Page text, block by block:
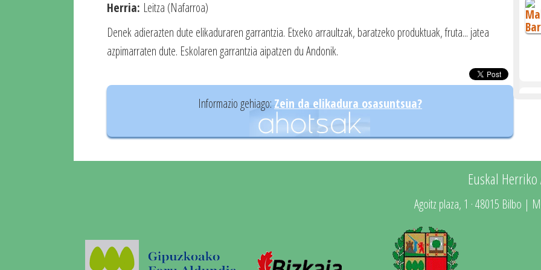
Herria: Leitza (Nafarroa)
Denek adierazten dute elikaduraren garrantzia. Etxeko arraultzak, baratzeko produktuak, fruta... jatea
azpimarraten dute. Eskolaren garrantzia aipatzen du Andonik.
Informazio gehiago: Zein da elikadura osasuntsua?
Euskal Herriko
Agoitz plaza, 1 · 48015 Bilbo |